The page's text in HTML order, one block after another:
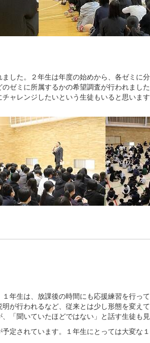
した。２年生は年度の始めから、各ゼミに
ゼミに所属するかの希望調査が行われまし
ャレンジしたいという生徒もいると思います
年生は、放課後の時間にも応援練習を行っ
が行われるなど、従来とは少し形態を変え
「聞いていたほどではない」と話す生徒も見
定されています。１年生にとっては大変な